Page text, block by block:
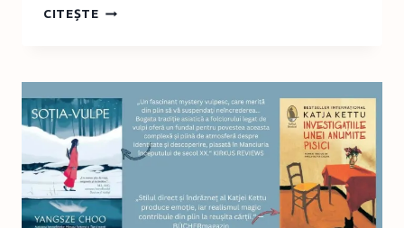
CITEȘTENARINE
DESPRE
SCRIS,
CRITICĂ
ȘI
RELAȚIA
CU
CITITORUL